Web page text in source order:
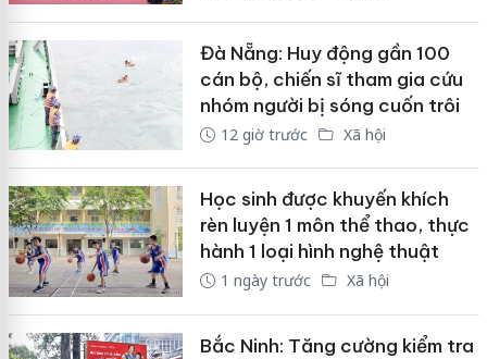
Đà Nẵng: Huy động gần 100
cán bộ, chiến sĩ tham gia cứu
nhóm người bị sóng cuốn trôi
12 giờ trước Xã hội
Học sinh được khuyến khích
rèn luyện 1 môn thể thao, thực
hành 1 loại hình nghệ thuật
1 ngày trước Xã hội
Bắc Ninh: Tăng cường kiểm tra